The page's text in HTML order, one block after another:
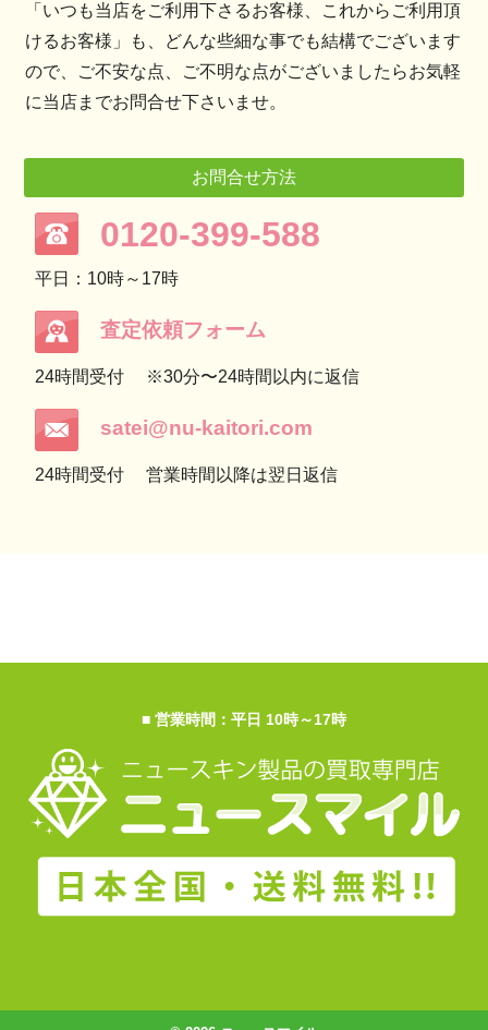
「いつも当店をご利用下さるお客様、これからご利用頂
けるお客様」も、どんな些細な事でも結構でございます
ので、ご不安な点、ご不明な点がございましたらお気軽
に当店までお問合せ下さいませ。
お問合せ方法
0120-399-588
平日：10時～17時
査定依頼フォーム
24時間受付 ※30分〜24時間以内に返信
satei@nu-kaitori.com
24時間受付 営業時間以降は翌日返信
■ 営業時間：平日 10時～17時